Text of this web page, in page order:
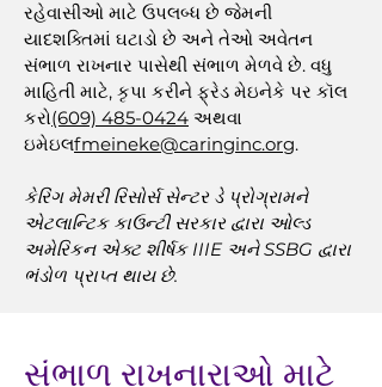
રહેવાસીઓ માટે ઉપલબ્ધ છે જેમની
યાદશક્તિમાં ઘટાડો છે અને તેઓ અવેતન
સંભાળ રાખનાર પાસેથી સંભાળ મેળવે છે. વધુ
માહિતી માટે, કૃપા કરીને ફ્રેડ મેઇનેકે પર કૉલ
કરો(609) 485-0424 અથવા
ઇમેઇલfmeineke@caringinc.org.
કેરિંગ મેમરી રિસોર્સ સેન્ટર ડે પ્રોગ્રામને
એટલાન્ટિક કાઉન્ટી સરકાર દ્વારા ઓલ્ડ
અમેરિકન એક્ટ શીર્ષક IIIE અને SSBG દ્વારા
ભંડોળ પ્રાપ્ત થાય છે.
સંભાળ રાખનારાઓ માટે